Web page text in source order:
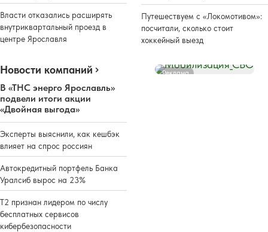
Власти отказались расширять
внутриквартальный проезд в
центре Ярославля
Путешествуем с «Локомотивом»:
посчитали, сколько стоит
хоккейный выезд
Новости компаний
В «ТНС энерго Ярославль»
подвели итоги акции
«Двойная выгода»
Эксперты выяснили, как кешбэк
влияет на спрос россиян
Автокредитный портфель Банка
Уралсиб вырос на 23%
Т2 признан лидером по числу
бесплатных сервисов
кибербезопасности
Реклама